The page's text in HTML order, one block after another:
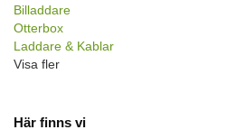
Billaddare
Otterbox
Laddare & Kablar
Visa fler
Här finns vi